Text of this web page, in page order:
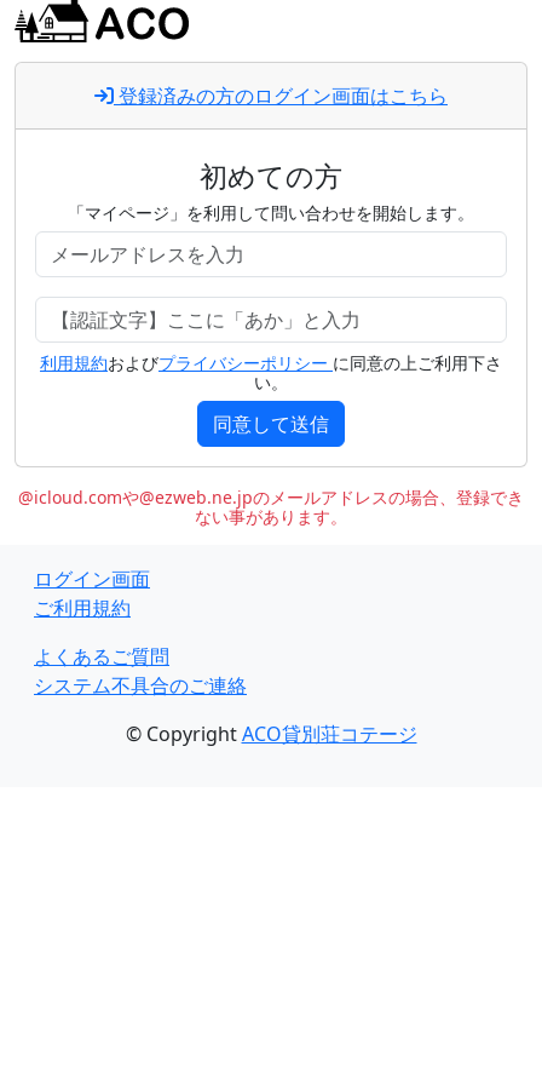
登録済みの方のログイン画面はこちら
初めての方
「マイページ」を利用して問い合わせを開始します。
利用規約およびプライバシーポリシー に同意の上ご利用下さ
い。
同意して送信
@icloud.comや@ezweb.ne.jpのメールアドレスの場合、登録でき
ない事があります。
ログイン画面
ご利用規約
よくあるご質問
システム不具合のご連絡
© CopyrightACO貸別荘コテージ